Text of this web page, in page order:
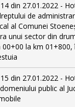
din 27.01.2022 -
de
al Comunei
unui sector din
00+00 la km 01+800,
din 27.01.2022 -
public al